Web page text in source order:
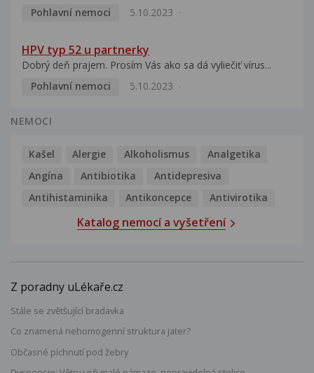
Pohlavní nemoci
5.10.2023
HPV typ 52 u partnerky
Dobrý deň prajem. Prosím Vás ako sa dá vyliečiť vírus...
Pohlavní nemoci
5.10.2023
NEMOCI
Kašel Alergie Alkoholismus
Analgetika
Angína
Antibiotika
Antidepresiva
Antihistaminika
Antikoncepce Antivirotika
Katalog nemocí a vyšetření
Z poradny uLékaře.cz
Stále se zvětšující bradavka
Co znamená nehomogenní struktura jater?
Občasné píchnutí pod žebry